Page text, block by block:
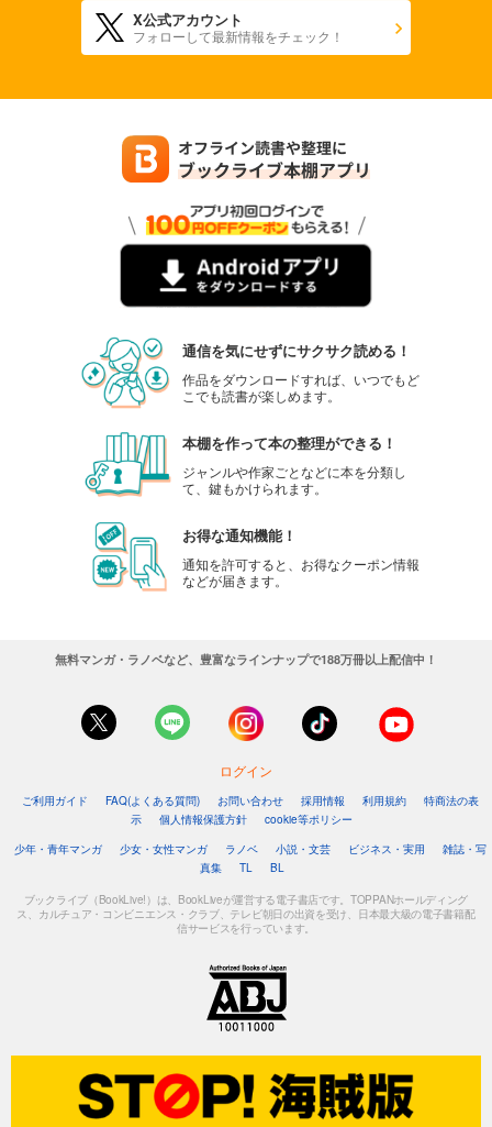
X公式アカウント
フォローして最新情報をチェック！
通信を気にせずにサクサク読める！
作品をダウンロードすれば、いつでもど
こでも読書が楽しめます。
本棚を作って本の整理ができる！
ジャンルや作家ごとなどに本を分類し
て、鍵もかけられます。
お得な通知機能！
通知を許可すると、お得なクーポン情報
などが届きます。
無料マンガ・ラノベなど、豊富なラインナップで188万冊以上配信中！
ログイン
ご利用ガイド FAQ(よくある質問) お問い合わせ 採用情報 利用規約
特商法の表
示
個人情報保護方針
cookie等ポリシー
少年・青年マンガ
少女・女性マンガ ラノベ 小説・文芸 ビジネス・実用
雑誌・写
真集
TL BL
ブックライブ（BookLive!）は、BookLiveが運営する電子書店です。TOPPANホールディング
ス、カルチュア・コンビニエンス・クラブ、テレビ朝日の出資を受け、日本最大級の電子書籍配
信サービスを行っています。